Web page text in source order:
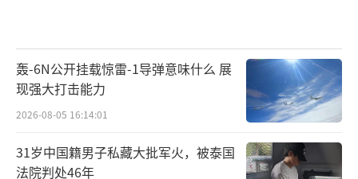
轰-6N公开挂载惊雷-1导弹意味什么 展
现强大打击能力
2026-08-05 16:14:01
31岁中国籍男子私藏大批军火，被泰国
法院判处46年